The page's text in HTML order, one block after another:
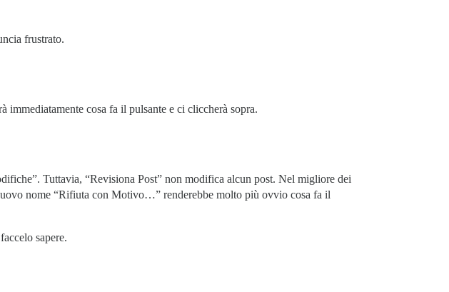
frustrato.
cosa fa il pulsante e ci cliccherà sopra.
Tuttavia, “Revisiona Post” non modifica alcun post. Nel migliore dei
nome “Rifiuta con Motivo…” renderebbe molto più ovvio cosa fa il
sapere.